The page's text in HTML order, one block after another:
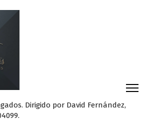
Dirigido por David Fernández,